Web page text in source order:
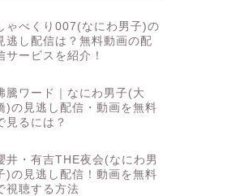
ゃべくり007(なにわ男子)の
逃し配信は？無料動画の配
サービスを紹介！
騰ワード｜なにわ男子(大
)の見逃し配信・動画を無料
見るには？
井・有吉THE夜会(なにわ男
)の見逃し配信！動画を無料
視聴する方法